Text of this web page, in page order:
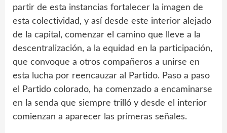
partir de esta instancias fortalecer la imagen de
esta colectividad, y así desde este interior alejado
de la capital, comenzar el camino que lleve a la
descentralización, a la equidad en la participación,
que convoque a otros compañeros a unirse en
esta lucha por reencauzar al Partido. Paso a paso
el Partido colorado, ha comenzado a encaminarse
en la senda que siempre trilló y desde el interior
comienzan a aparecer las primeras señales.